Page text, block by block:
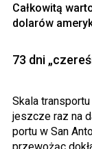
Całkowitą
dolarów
73 dni
Skala
jeszcze raz na
portu w San
przewożąc